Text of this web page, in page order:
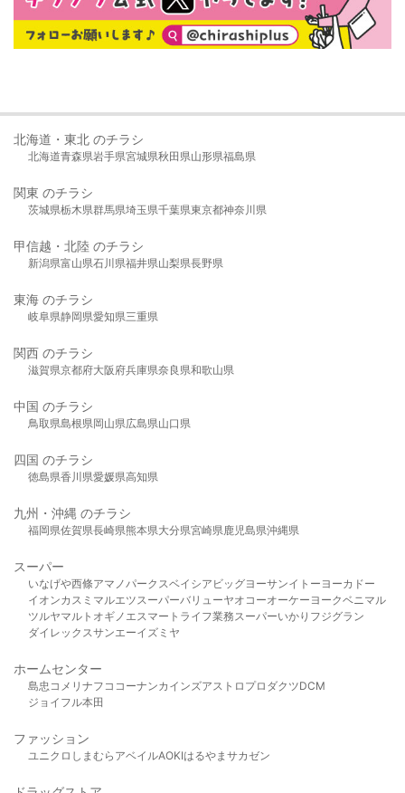
北海道・東北 のチラシ
北海道青森県岩手県宮城県秋田県山形県福島県
関東 のチラシ
茨城県栃木県群馬県埼玉県千葉県東京都神奈川県
甲信越・北陸 のチラシ
新潟県富山県石川県福井県山梨県長野県
東海 のチラシ
岐阜県静岡県愛知県三重県
関西 のチラシ
滋賀県京都府大阪府兵庫県奈良県和歌山県
中国 のチラシ
鳥取県島根県岡山県広島県山口県
四国 のチラシ
徳島県香川県愛媛県高知県
九州・沖縄 のチラシ
福岡県佐賀県長崎県熊本県大分県宮崎県鹿児島県沖縄県
スーパー
いなげや西條アマノパークスベイシア ビッグヨーサンイトーヨーカドー
イオンカスミ マルエツスーパーバリューヤオコーオーケー ヨークベニマル
ツルヤマルト オギノ エスマート ライフ業務スーパーいかり フジグラン
ダイレックスサンエーイズミヤ
ホームセンター
島忠 コメリ ナフコ コーナンカインズアストロプロダクツDCM
ジョイフル本田
ファッション
ユニクロ しまむら アベイルAOKIはるやま サカゼン